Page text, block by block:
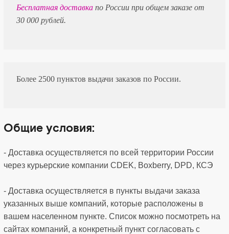
Бесплатная доставкапо России при общем заказе от
30 000 рублей.
Более 2500 пунктов выдачи заказов по России.
Общие условия:
- Доставка осуществляется по всей территории России
через курьерские компании CDEK, Boxberry, DPD, КСЭ
- Доставка осуществляется в пункты выдачи заказа
указанных выше компаний, которые расположены в
вашем населенном пункте. Список можно посмотреть на
сайтах компаний, а конкретный пункт согласовать с